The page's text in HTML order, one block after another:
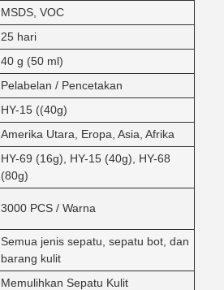
MSDS, VOC
25 hari
40 g (50 ml)
Pelabelan / Pencetakan
HY-15 ((40g)
Amerika Utara, Eropa, Asia, Afrika
HY-69 (16g), HY-15 (40g), HY-68
(80g)
3000 PCS / Warna
Semua jenis sepatu, sepatu bot, dan
barang kulit
Memulihkan Sepatu Kulit